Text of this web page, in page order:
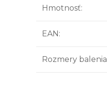
Hmotnosť:
EAN:
Rozmery balenia